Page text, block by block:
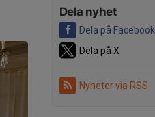
Dela nyhet
Dela på Facebook
Dela på X
Nyheter via RSS